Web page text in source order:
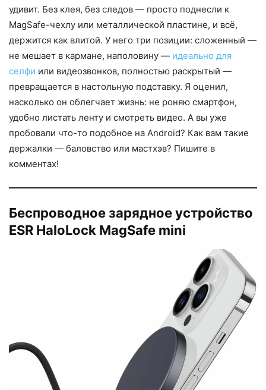
удивит. Без клея, без следов — просто поднесли к
MagSafe-чехлу или металлической пластине, и всё,
держится как влитой. У него три позиции: сложенный —
не мешает в кармане, наполовину — идеально для
селфи или видеозвонков, полностью раскрытый —
превращается в настольную подставку. Я оценил,
насколько он облегчает жизнь: не роняю смартфон,
удобно листать ленту и смотреть видео. А вы уже
пробовали что-то подобное на Android? Как вам такие
держалки — баловство или мастхэв? Пишите в
комментах!
Беспроводное зарядное устройство
ESR HaloLock MagSafe mini